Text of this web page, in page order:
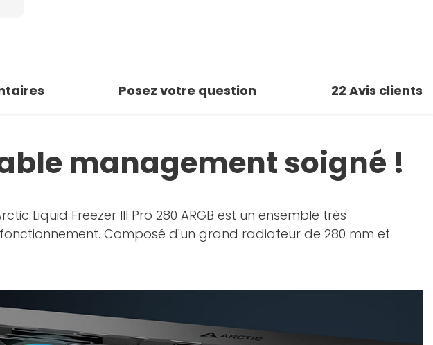
Posez votre question 22 Avis clients
management soigné !
Liquid Freezer III Pro 280 ARGB est un ensemble très
Composé d'un grand radiateur de 280 mm et